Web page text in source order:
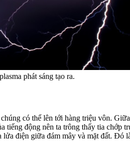
phát sáng tạo ra.
có thể lên tới hàng triệu vôn.
tiếng động nên ta trông thấy tia
điện giữa đám mây và mặt đất. Đó